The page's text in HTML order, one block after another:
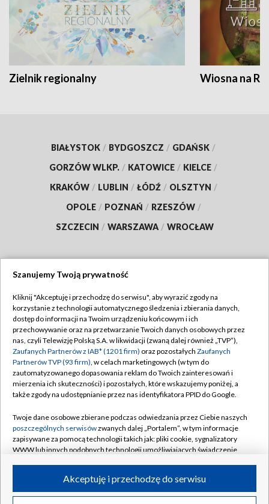
Zielnik regionalny Wiosna na
BIAŁYSTOK / BYDGOSZCZ / GDAŃSK /
GORZÓW WLKP. / KATOWICE / KIELCE /
KRAKÓW / LUBLIN / ŁÓDŹ / OLSZTYN /
OPOLE / POZNAŃ / RZESZÓW /
SZCZECIN / WARSZAWA / WROCŁAW
TVP
Abonament TVP
Emisja w TVP
Centrum informacji TVP
Naziemna Telewizja Cyfrowa
Rada Programowa
System NOS
Informacje o nadawcy
Program dla prasy
Regulamin TVP
Polityka prywatności
Moje zgody
Pomoc
Kontakt
Kanały
©2026 Telewizja Polska S.A. w likwidacji
Szanujemy Twoją prywatność
Kliknij "Akceptuję i przechodzę do serwisu", aby wyrazić zgody na
korzystanie z technologii automatycznego śledzenia i zbierania danych,
dostęp do informacji na Twoim urządzeniu końcowym i ich
przechowywanie oraz na przetwarzanie Twoich danych osobowych przez
nas, czyli Telewizję Polską S.A. w likwidacji (zwaną dalej również „TVP”),
Zaufanych Partnerów z IAB* (1201 firm) oraz pozostałych Zaufanych
Partnerów TVP (93 firm), w celach marketingowych (w tym do
zautomatyzowanego dopasowania reklam do Twoich zainteresowań i
mierzenia ich skuteczności) i pozostałych, które wskazujemy poniżej, a
także zgody na udostępnianie przez nas identyfikatora PPID do Google.
Twoje dane osobowe zbierane podczas odwiedzania przez Ciebie naszych
poszczególnych serwisówzwanych dalej „Portalem”, w tym informacje
zapisywane za pomocą technologii takich jak: pliki cookie, sygnalizatory
WWW lub innych podobnych technologii umożliwiających świadczenie
ruchu w Internecie.Akceptuję i przechodzę do serwisu